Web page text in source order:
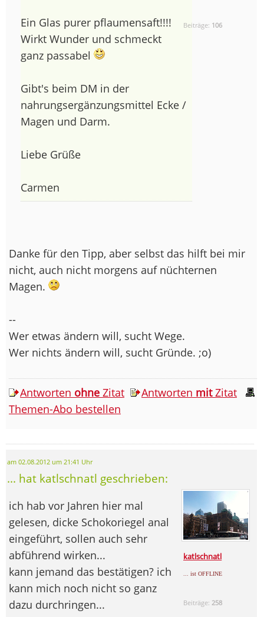
Beiträge: 106
Ein Glas purer pflaumensaft!!!!
Wirkt Wunder und schmeckt
ganz passabel
Gibt's beim DM in der
nahrungsergänzungsmittel Ecke /
Magen und Darm.
Liebe Grüße
Carmen
Danke für den Tipp, aber selbst das hilft bei mir
nicht, auch nicht morgens auf nüchternen
Magen.
--
Wer etwas ändern will, sucht Wege.
Wer nichts ändern will, sucht Gründe. ;o)
Antworten ohne Zitat Antworten mitZitat
Themen-Abo bestellen
am 02.08.2012 um 21:41 Uhr
... hat katlschnatl geschrieben:
katlschnatl
... ist OFFLINE
Beiträge: 258
ich hab vor Jahren hier mal
gelesen, dicke Schokoriegel anal
eingeführt, sollen auch sehr
abführend wirken...
kann jemand das bestätigen? ich
kann mich noch nicht so ganz
dazu durchringen...